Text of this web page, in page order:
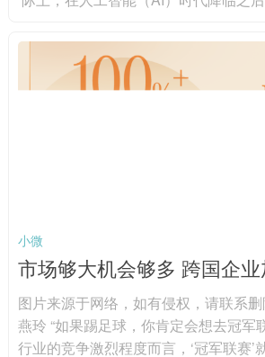
World Models（世界模型）等科技名
背景下，持续迭代自身的认知也成为
资中不可回避的宿命。接受证券时报
小微
市场够大机会够多 跨国企
图片来源于网络，如有侵权，请联系
燕玲 “如果踢足球，你肯定会想去冠军
行业的竞争激烈程度而言，‘冠军联赛’